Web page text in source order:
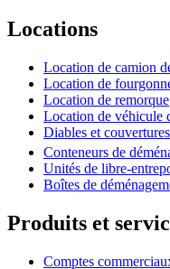
Locations
Location de camion
Location de
Location de remorque
Location de véhicule
Diables et
Conteneurs de
Unités de libre-
Boîtes de
Produits et
Comptes